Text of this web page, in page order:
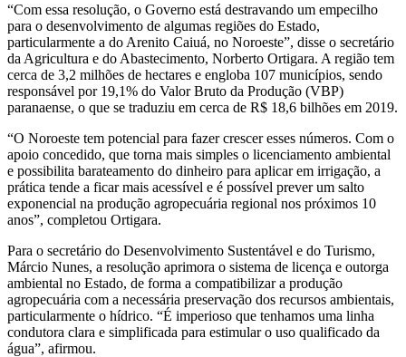
“Com essa resolução, o Governo está destravando um empecilho
para o desenvolvimento de algumas regiões do Estado,
particularmente a do Arenito Caiuá, no Noroeste”, disse o secretário
da Agricultura e do Abastecimento, Norberto Ortigara. A região tem
cerca de 3,2 milhões de hectares e engloba 107 municípios, sendo
responsável por 19,1% do Valor Bruto da Produção (VBP)
paranaense, o que se traduziu em cerca de R$ 18,6 bilhões em 2019.
“O Noroeste tem potencial para fazer crescer esses números. Com o
apoio concedido, que torna mais simples o licenciamento ambiental
e possibilita barateamento do dinheiro para aplicar em irrigação, a
prática tende a ficar mais acessível e é possível prever um salto
exponencial na produção agropecuária regional nos próximos 10
anos”, completou Ortigara.
Para o secretário do Desenvolvimento Sustentável e do Turismo,
Márcio Nunes, a resolução aprimora o sistema de licença e outorga
ambiental no Estado, de forma a compatibilizar a produção
agropecuária com a necessária preservação dos recursos ambientais,
particularmente o hídrico. “É imperioso que tenhamos uma linha
condutora clara e simplificada para estimular o uso qualificado da
água”, afirmou.